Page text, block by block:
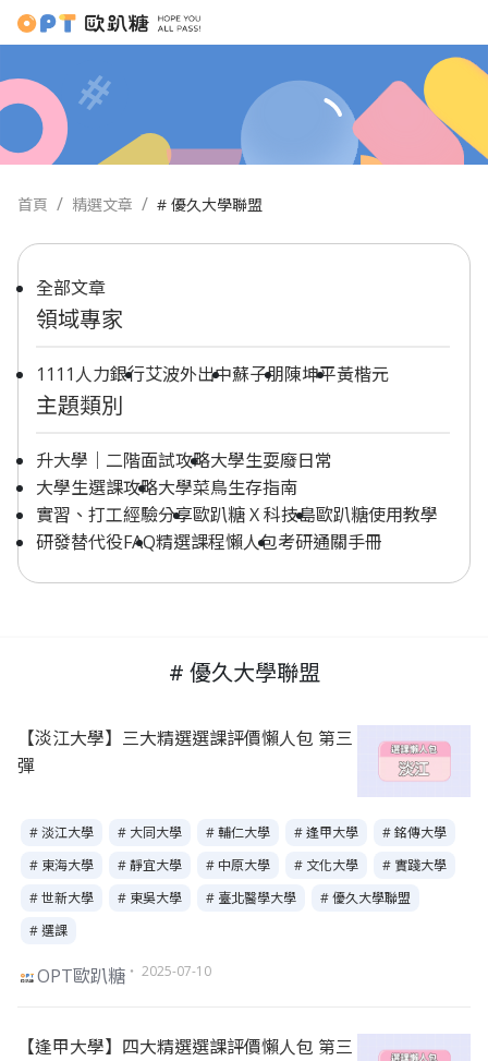
首頁 精選文章 # 優久大學聯盟
全部文章
領域專家
1111人力銀行艾波外出中蘇子朋陳坤平黃楷元
主題類別
升大學｜二階面試攻略大學生耍廢日常
大學生選課攻略大學菜鳥生存指南
實習、打工經驗分享歐趴糖 X 科技島歐趴糖使用教學
研發替代役FAQ精選課程懶人包考研通關手冊
# 優久大學聯盟
【淡江大學】三大精選選課評價懶人包 第三
彈
# 淡江大學 # 大同大學 # 輔仁大學 # 逢甲大學
# 銘傳大學
# 東海大學
# 靜宜大學 # 中原大學 # 文化大學
# 實踐大學
# 世新大學
# 東吳大學 # 臺北醫學大學
# 優久大學聯盟
# 選課
OPT歐趴糖 ・ 2025-07-10
【逢甲大學】四大精選選課評價懶人包 第三